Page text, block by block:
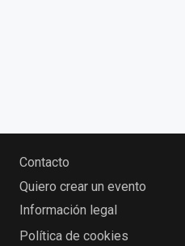
Contacto
Quiero crear un evento
Información legal
Política de cookies